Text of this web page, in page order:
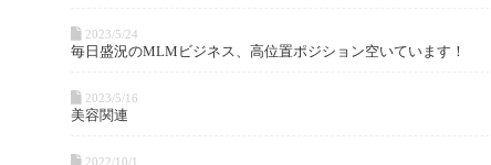
2023/5/24
毎日盛況のMLMビジネス、高位置ポジション空いています！
2023/5/16
美容関連
2022/10/1